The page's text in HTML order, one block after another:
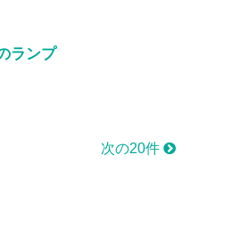
ランプ
次の20件